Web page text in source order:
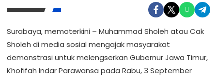
Surabaya, memoterkini – Muhammad Sholeh atau Cak
Sholeh di media sosial mengajak masyarakat
demonstrasi untuk melengserkan Gubernur Jawa Timur,
Khofifah Indar Parawansa pada Rabu, 3 September